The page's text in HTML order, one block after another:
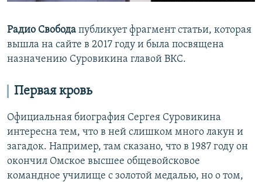
Радио Свобода публикует фрагмент статьи, которая
вышла на сайте в 2017 году и была посвящена
назначению Суровикина главой ВКС.
Первая кровь
Официальная биография Сергея Суровикина
интересна тем, что в ней слишком много лакун и
загадок. Например, там сказано, что в 1987 году он
окончил Омское высшее общевойсковое
командное училище с золотой медалью, но о том,